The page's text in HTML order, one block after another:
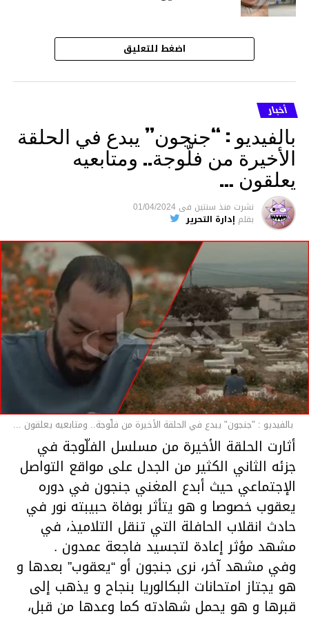
اضغط للتعليق
أخبار
بالفيديو : “جنجون” يبدع في الحلقة
الأخيرة من فلّوجة.. ومتابعيه
يعلقون …
نشرت منذ سنتين فى 01/04/2024
بقلم إدارة التحرير
بالفيديو : "جنجون" يبدع في الحلقة الأخيرة من فلّوجة.. ومتابعيه يعلقون ...
أثارت الحلقة الأخيرة من مسلسل الفلّوجة في
جزئه الثاني الكثير من الجدل على مواقع التواصل
الإجتماعي حيث أبدع المغني جنجون في دوره
يعقوب خصوصا و هو يتأثر بوفاة حبيبته نور في
حادث انقلاب الحافلة التي تنقل التلاميذ، في
مشهد مؤثر إعادة لتجسيد فاجعة عمدون .
وفي مشهد آخر، نرى جنجون أو “يعقوب” بعدها و
هو يجتاز امتحانات البكالوريا بنجاح و يذهب إلى
قبرها و هو يحمل شهادته كما وعدها من قبل،